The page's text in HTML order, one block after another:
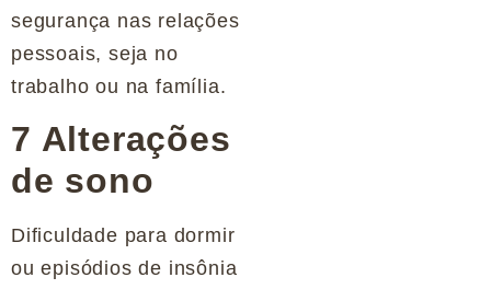
segurança nas relações
pessoais, seja no
trabalho ou na família.
7 Alterações
de sono
Dificuldade para dormir
ou episódios de insônia